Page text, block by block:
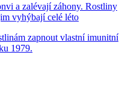
a zalévají záhony. Rostliny
vyhýbají celé léto
zapnout vlastní imunitní
1979.